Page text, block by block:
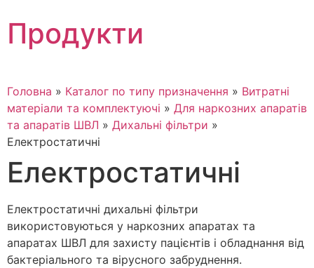
to
content
Продукти
Головна » Каталог по типу призначення » Витратні
матеріали та комплектуючі » Для наркозних апаратів
та апаратів ШВЛ » Дихальні фільтри »
Електростатичні
Електростатичні
Електростатичні дихальні фільтри
використовуються у наркозних апаратах та
апаратах ШВЛ для захисту пацієнтів і обладнання від
бактеріального та вірусного забруднення.